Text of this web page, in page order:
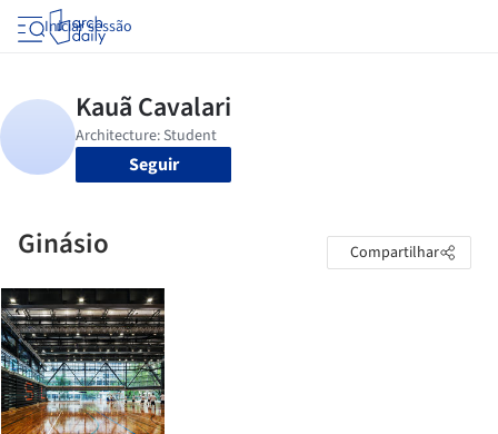
Iniciar sessão
Seguir
Ginásio Compartilhar